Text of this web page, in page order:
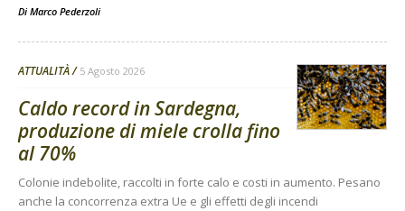
Di Marco Pederzoli
ATTUALITÀ 5 Agosto 2026
Caldo record in Sardegna,
produzione di miele crolla fino
al 70%
Colonie indebolite, raccolti in forte calo e costi in aumento. Pesano
anche la concorrenza extra Ue e gli effetti degli incendi